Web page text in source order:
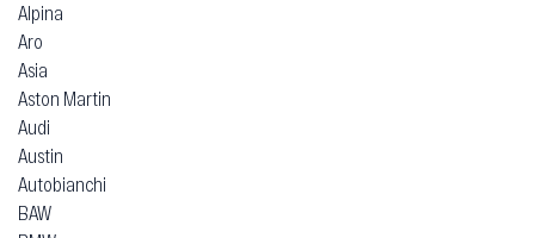
Alpina
Aro
Asia
Aston Martin
Audi
Austin
Autobianchi
BAW